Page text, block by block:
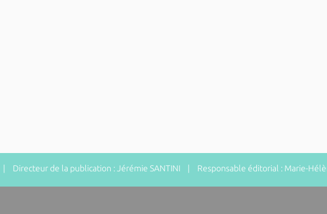
| Directeur de la publication : Jérémie SANTINI | Responsable éditorial : Marie-